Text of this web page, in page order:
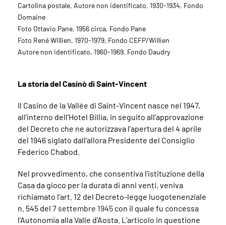
Cartolina postale, Autore non identificato, 1930-1934, Fondo
Domaine
Foto Ottavio Pane, 1956 circa, Fondo Pane
Foto René Willien, 1970-1979, Fondo CEFP/Willien
Autore non identificato, 1960-1969, Fondo Daudry
La storia del Casinò di Saint-Vincent
Il Casino de la Vallée di Saint-Vincent nasce nel 1947,
all’interno dell’Hotel Billia, in seguito all’approvazione
del Decreto che ne autorizzava l’apertura del 4 aprile
del 1946 siglato dall’allora Presidente del Consiglio
Federico Chabod.
Nel provvedimento, che consentiva l’istituzione della
Casa da gioco per la durata di anni venti, veniva
richiamato l’art. 12 del Decreto-legge luogotenenziale
n. 545 del 7 settembre 1945 con il quale fu concessa
l’Autonomia alla Valle d’Aosta. L’articolo in questione